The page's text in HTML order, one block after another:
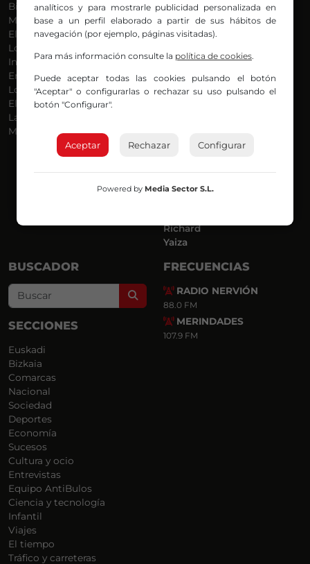
Bilbosport
Más Música
El Madrugador
Lo Más Nuevo
Informativos
En Ruta
Locos por la Música
El Supermadrugador
La Mañana de Radio Nervión
Más Madrugada
Agurtzane
Belén Ollero
Dani
Eva Argote
Endika
Iker
José Ignacio
Luis Carlos
Mar y Cielo
Richard
Yaiza
BUSCADOR
Search
SECCIONES
Euskadi
Bizkaia
Comarcas
Nacional
Sociedad
Deportes
Economía
Sucesos
Cultura y ocio
Entrevistas
Equipo AntiBulos
Ciencia y tecnología
Infantil
Viajes
El tiempo
Tráfico y carreteras
FRECUENCIAS
RADIO NERVIÓN
88.0 FM
MERINDADES
107.9 FM
analíticos y para mostrarle publicidad personalizada en
base a un perfil elaborado a partir de sus hábitos de
navegación (por ejemplo, páginas visitadas).
Para más información consulte la política de cookies.
Puede aceptar todas las cookies pulsando el botón
"Aceptar" o configurarlas o rechazar su uso pulsando el
botón "Configurar".
Aceptar Rechazar Configurar
Powered by Media Sector S.L.